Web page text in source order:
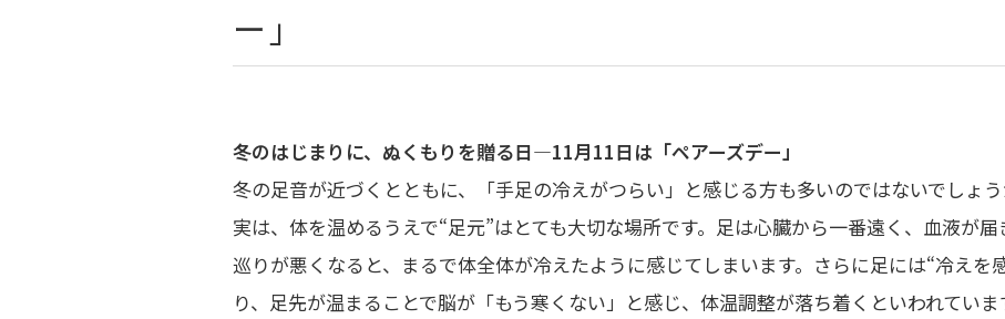
ー」
冬のはじまりに、ぬくもりを贈る日―11月11日は「ペアーズデー」
冬の足音が近づくとともに、「手足の冷えがつらい」と感じる方も多いのではないでしょう
実は、体を温めるうえで“足元”はとても大切な場所です。足は心臓から一番遠く、血液が
巡りが悪くなると、まるで体全体が冷えたように感じてしまいます。さらに足には“冷えを
り、足先が温まることで脳が「もう寒くない」と感じ、体温調整が落ち着くといわれていま